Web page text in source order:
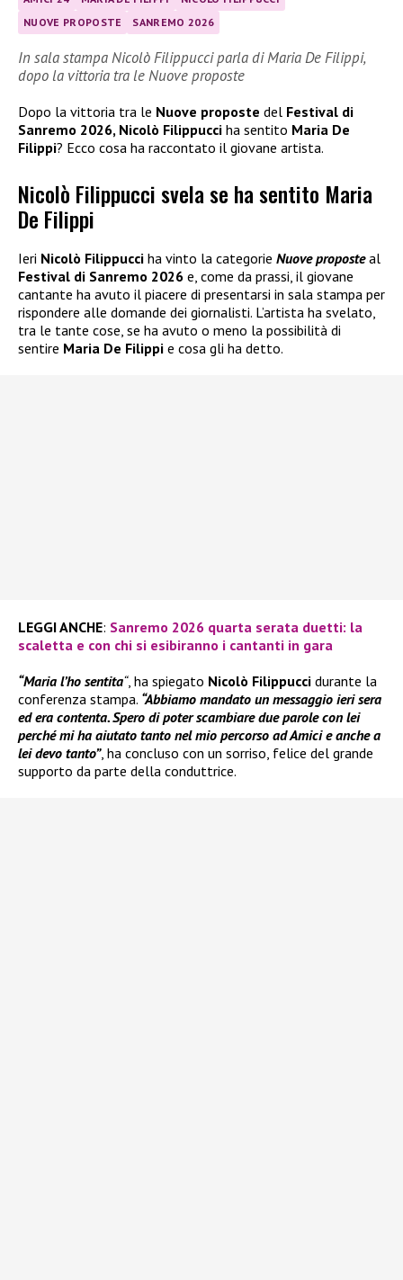
NUOVE PROPOSTE
SANREMO 2026
In sala stampa Nicolò Filippucci parla di Maria De Filippi,
dopo la vittoria tra le Nuove proposte
Dopo la vittoria tra le Nuove proposte del Festival di
Sanremo 2026, Nicolò Filippucci ha sentito Maria De
Filippi? Ecco cosa ha raccontato il giovane artista.
Nicolò Filippucci svela se ha sentito Maria
De Filippi
Ieri Nicolò Filippucci ha vinto la categorie Nuove proposteal
Festival di Sanremo 2026 e, come da prassi, il giovane
cantante ha avuto il piacere di presentarsi in sala stampa per
rispondere alle domande dei giornalisti. L’artista ha svelato,
tra le tante cose, se ha avuto o meno la possibilità di
sentire Maria De Filippi e cosa gli ha detto.
LEGGI ANCHE: Sanremo 2026 quarta serata duetti: la
scaletta e con chi si esibiranno i cantanti in gara
“Maria l’ho sentita“, ha spiegato Nicolò Filippucci durante la
conferenza stampa. “Abbiamo mandato un messaggio ieri sera
ed era contenta. Spero di poter scambiare due parole con lei
perché mi ha aiutato tanto nel mio percorso ad Amici e anche a
lei devo tanto”, ha concluso con un sorriso, felice del grande
supporto da parte della conduttrice.